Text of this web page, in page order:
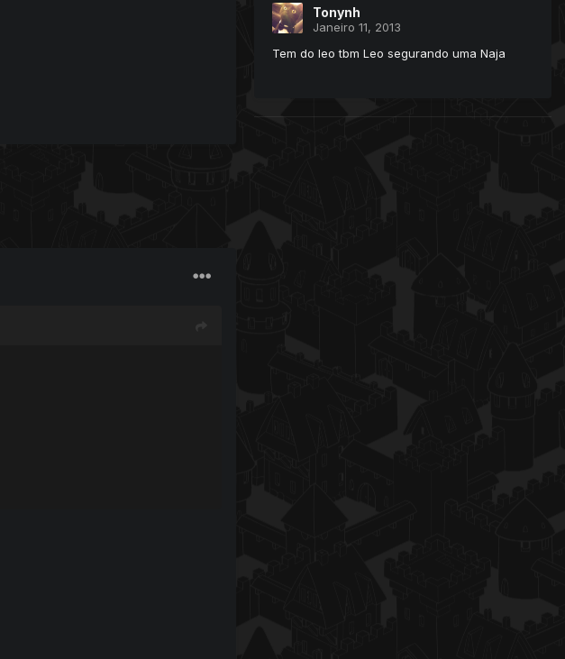
Tonynh
Janeiro 11, 2013
Tem do leo tbm Leo segurando uma Naja